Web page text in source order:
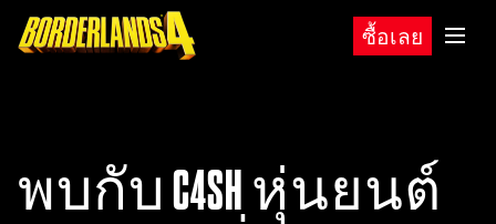
ซื้อเลย
พบกับ C4SH หุ่นยนต์